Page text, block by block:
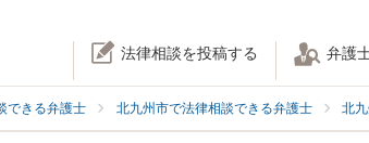
法律相談を投稿する 弁護
できる弁護士 北九州市で法律相談できる弁護士 北